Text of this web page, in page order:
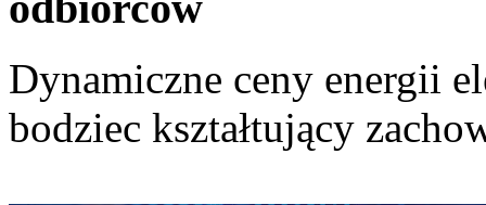
Dynamiczne ceny energii
bodziec kształtujący